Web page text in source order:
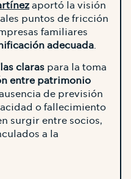
aportó la visión
puntos de fricción
familiares
adecuada.
claras para la toma
entre patrimonio
de previsión
o fallecimiento
surgir entre socios,
a la